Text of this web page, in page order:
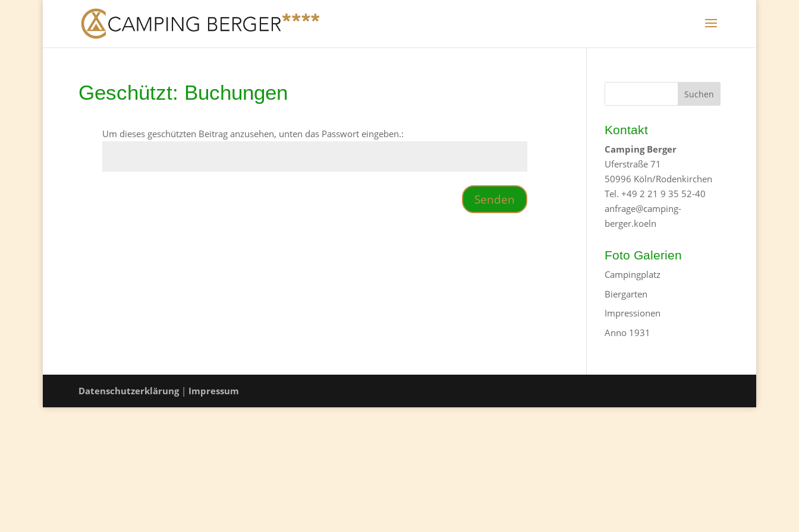
Geschützt: Buchungen
Um dieses geschützten Beitrag anzusehen, unten das Passwort eingeben.:
Senden
Kontakt
Camping Berger
Uferstraße 71
50996 Köln/Rodenkirchen
Tel. +49 2 21 9 35 52-40
anfrage@camping-
berger.koeln
Foto Galerien
Campingplatz
Biergarten
Impressionen
Anno 1931
Datenschutzerklärung| Impressum